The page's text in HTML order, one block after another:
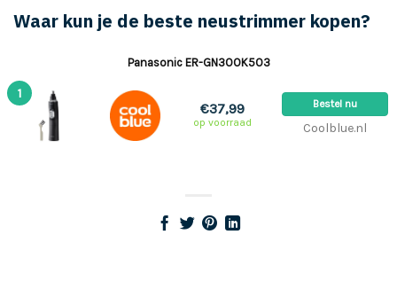
Waar kun je de beste neustrimmer kopen?
Panasonic ER-GN300K503
1
€37,99
op voorraad
Bestel nu
Coolblue.nl